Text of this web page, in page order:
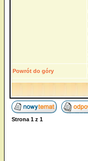
Powrót do góry
Strona 1 z 1